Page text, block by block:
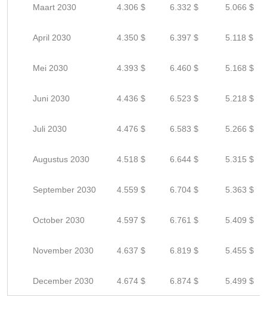
Maart 2030 4.306 $ 6.332 $ 5.066 $
April 2030 4.350 $ 6.397 $ 5.118 $
Mei 2030 4.393 $ 6.460 $ 5.168 $
Juni 2030 4.436 $ 6.523 $ 5.218 $
Juli 2030 4.476 $ 6.583 $ 5.266 $
Augustus 2030 4.518 $ 6.644 $ 5.315 $
September 2030 4.559 $ 6.704 $ 5.363 $
October 2030 4.597 $ 6.761 $ 5.409 $
November 2030 4.637 $ 6.819 $ 5.455 $
December 2030 4.674 $ 6.874 $ 5.499 $